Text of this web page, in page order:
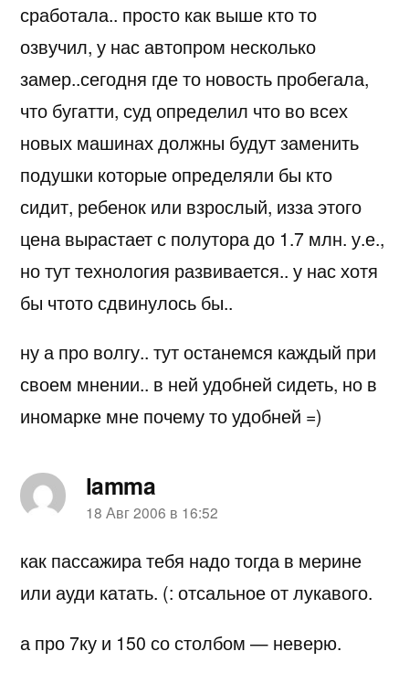
сработала.. просто как выше кто то
озвучил, у нас автопром несколько
замер..сегодня где то новость пробегала,
что бугатти, суд определил что во всех
новых машинах должны будут заменить
подушки которые определяли бы кто
сидит, ребенок или взрослый, изза этого
цена вырастает с полутора до 1.7 млн. у.е.,
но тут технология развивается.. у нас хотя
бы чтото сдвинулось бы..
ну а про волгу.. тут останемся каждый при
своем мнении.. в ней удобней сидеть, но в
иномарке мне почему то удобней =)
lamma
пишет:
18 Авг 2006 в 16:52
как пассажира тебя надо тогда в мерине
или ауди катать. (: отсальное от лукавого.
а про 7ку и 150 со столбом — неверю.